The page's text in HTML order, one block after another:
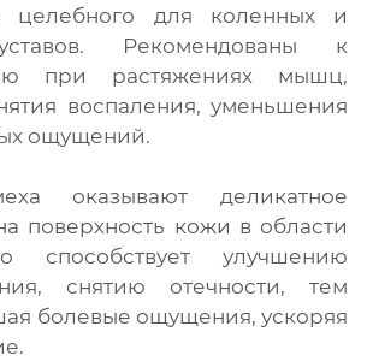
целебного для коленных и
Рекомендованы к
при растяжениях мышц,
воспаления, уменьшения
ощущений.
оказывают деликатное
поверхность кожи в области
способствует улучшению
снятию отечности, тем
болевые ощущения, ускоряя